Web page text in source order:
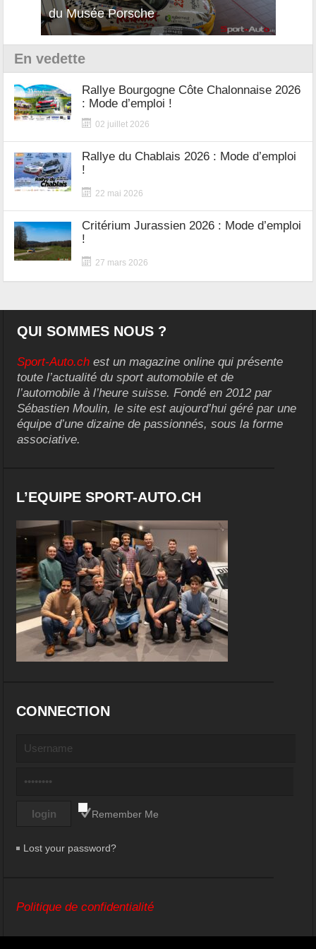
du Musée Porsche
12Cilindri Manuale
En vedette
Rallye Bourgogne Côte Chalonnaise 2026
: Mode d’emploi !
02 juillet 2026
Rallye du Chablais 2026 : Mode d’emploi
!
22 mai 2026
Critérium Jurassien 2026 : Mode d’emploi
!
27 mars 2026
QUI SOMMES NOUS ?
Sport-Auto.ch est un magazine online qui présente
toute l’actualité du sport automobile et de
l’automobile à l’heure suisse. Fondé en 2012 par
Sébastien Moulin, le site est aujourd’hui géré par une
équipe d’une dizaine de passionnés, sous la forme
associative.
L’EQUIPE SPORT-AUTO.CH
CONNECTION
Remember Me
Lost your password?
Politique de confidentialité